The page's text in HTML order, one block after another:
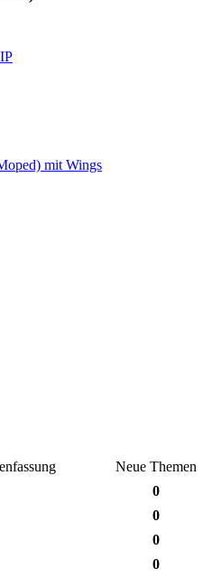
mit Wings
Neue Themen
0
0
0
0